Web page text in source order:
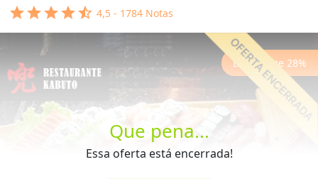
Que pena...
Essa oferta está encerrada!
starstarstarstarstar_half 4,5 - 1784 Notas
Economize 28%